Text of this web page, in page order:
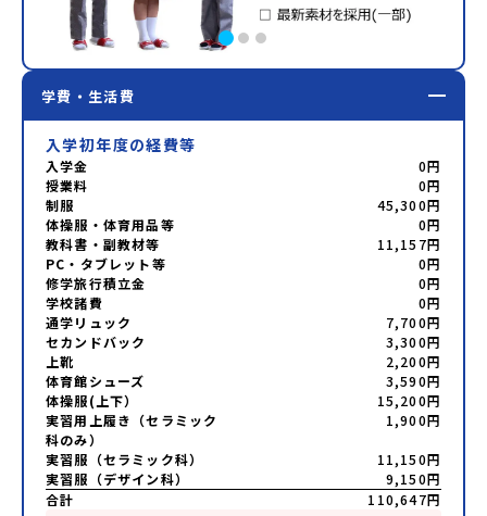
学費・生活費
入学初年度の経費等
入学金
0円
授業料
0円
制服
45,300円
体操服・体育用品等
0円
教科書・副教材等
11,157円
PC・タブレット等
0円
修学旅行積立金
0円
学校諸費
0円
通学リュック
7,700円
セカンドバック
3,300円
上靴
2,200円
体育館シューズ
3,590円
体操服(上下）
15,200円
実習用上履き（セラミック
科のみ）
1,900円
実習服（セラミック科）
11,150円
実習服（デザイン科）
9,150円
合計
110,647円